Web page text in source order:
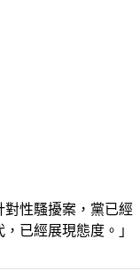
對性騷擾案，黨已經
已經展現態度。」